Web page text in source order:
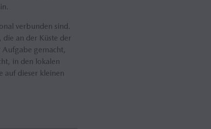
verbunden sind.
an der Küste der
Aufgabe gemacht,
in den lokalen
auf dieser kleinen